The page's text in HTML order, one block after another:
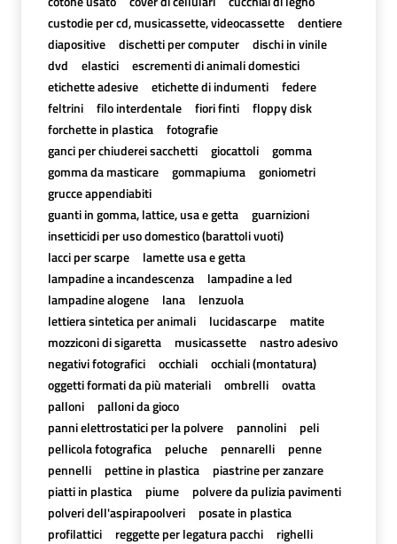
custodie per cd, musicassette, videocassette
dentiere
diapositive
dischetti per computer
dischi in vinile
dvd
elastici
escrementi di animali domestici
etichette adesive
etichette di indumenti
federe
feltrini
filo interdentale fiori finti
floppy disk
forchette in plastica
fotografie
ganci per chiuderei sacchetti
giocattoli
gomma
gomma da masticare
gommapiuma
goniometri
grucce appendiabiti
guanti in gomma, lattice, usa e getta
guarnizioni
insetticidi per uso domestico (barattoli vuoti)
lacci per scarpe
lamette usa e getta
lampadine a incandescenza
lampadine a led
lampadine alogene
lana
lenzuola
lettiera sintetica per animali
lucidascarpe
matite
mozziconi di sigaretta
musicassette
nastro adesivo
negativi fotografici
occhiali
occhiali (montatura)
oggetti formati da più materiali
ombrelli
ovatta
palloni
palloni da gioco
panni elettrostatici per la polvere
pannolini
peli
pellicola fotografica
peluche pennarelli
penne
pennelli
pettine in plastica
piastrine per zanzare
piatti in plastica
piume
polvere da pulizia pavimenti
polveri dell'aspirapoolveri
posate in plastica
profilattici
reggette per legatura pacchi
righelli